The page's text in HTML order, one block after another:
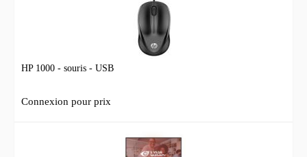
HP 1000 - souris - USB
Connexion pour prix